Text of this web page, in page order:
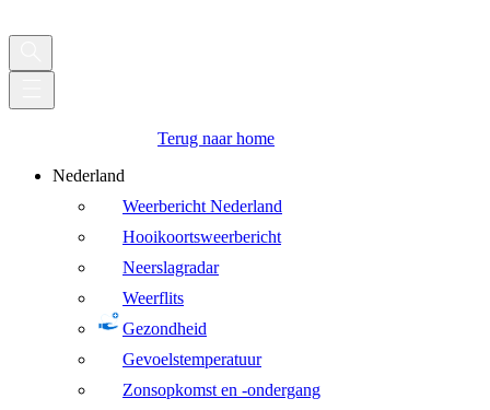
Terug naar home
Nederland
Weerbericht Nederland
Hooikoortsweerbericht
Neerslagradar
Weerflits
Gezondheid
Gevoelstemperatuur
Zonsopkomst en -ondergang